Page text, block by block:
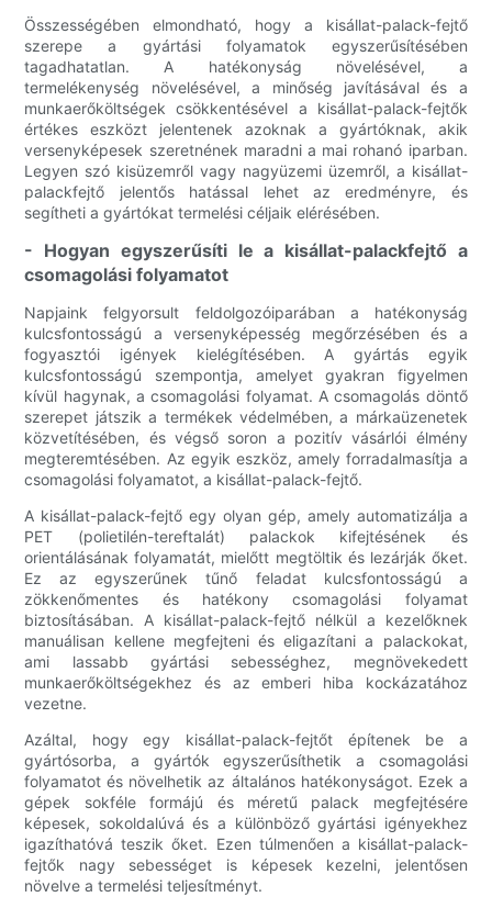
Összességében elmondható, hogy a kisállat-palack-fejtő
szerepe a gyártási folyamatok egyszerűsítésében
tagadhatatlan. A hatékonyság növelésével, a
termelékenység növelésével, a minőség javításával és a
munkaerőköltségek csökkentésével a kisállat-palack-fejtők
értékes eszközt jelentenek azoknak a gyártóknak, akik
versenyképesek szeretnének maradni a mai rohanó iparban.
Legyen szó kisüzemről vagy nagyüzemi üzemről, a kisállat-
palackfejtő jelentős hatással lehet az eredményre, és
segítheti a gyártókat termelési céljaik elérésében.
- Hogyan egyszerűsíti le a kisállat-palackfejtő a
csomagolási folyamatot
Napjaink felgyorsult feldolgozóiparában a hatékonyság
kulcsfontosságú a versenyképesség megőrzésében és a
fogyasztói igények kielégítésében. A gyártás egyik
kulcsfontosságú szempontja, amelyet gyakran figyelmen
kívül hagynak, a csomagolási folyamat. A csomagolás döntő
szerepet játszik a termékek védelmében, a márkaüzenetek
közvetítésében, és végső soron a pozitív vásárlói élmény
megteremtésében. Az egyik eszköz, amely forradalmasítja a
csomagolási folyamatot, a kisállat-palack-fejtő.
A kisállat-palack-fejtő egy olyan gép, amely automatizálja a
PET (polietilén-tereftalát) palackok kifejtésének és
orientálásának folyamatát, mielőtt megtöltik és lezárják őket.
Ez az egyszerűnek tűnő feladat kulcsfontosságú a
zökkenőmentes és hatékony csomagolási folyamat
biztosításában. A kisállat-palack-fejtő nélkül a kezelőknek
manuálisan kellene megfejteni és eligazítani a palackokat,
ami lassabb gyártási sebességhez, megnövekedett
munkaerőköltségekhez és az emberi hiba kockázatához
vezetne.
Azáltal, hogy egy kisállat-palack-fejtőt építenek be a
gyártósorba, a gyártók egyszerűsíthetik a csomagolási
folyamatot és növelhetik az általános hatékonyságot. Ezek a
gépek sokféle formájú és méretű palack megfejtésére
képesek, sokoldalúvá és a különböző gyártási igényekhez
igazíthatóvá teszik őket. Ezen túlmenően a kisállat-palack-
fejtők nagy sebességet is képesek kezelni, jelentősen
növelve a termelési teljesítményt.